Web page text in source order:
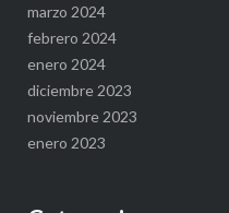
marzo 2024
febrero 2024
enero 2024
diciembre 2023
noviembre 2023
enero 2023